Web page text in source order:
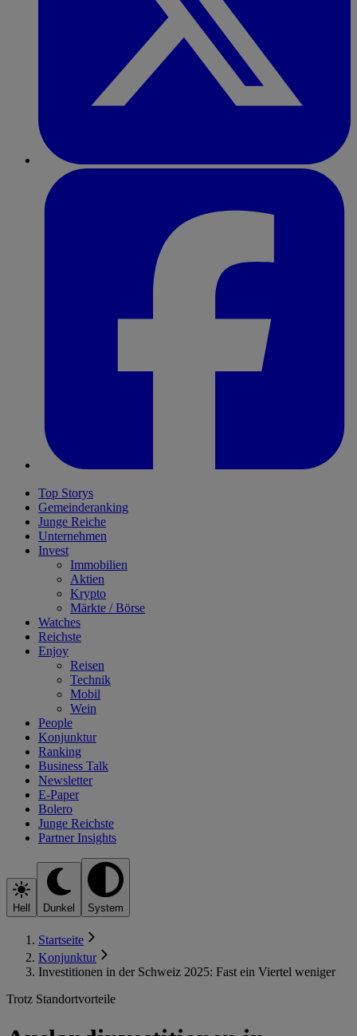
Top Storys
Gemeinderanking
Junge Reiche
Unternehmen
Invest
Immobilien
Aktien
Krypto
Märkte / Börse
Watches
Reichste
Enjoy
Reisen
Technik
Mobil
Wein
People
Konjunktur
Ranking
Business Talk
Newsletter
E-Paper
Bolero
Junge Reichste
Partner Insights
Hell Dunkel System
Startseite
Konjunktur
Investitionen in der Schweiz 2025: Fast ein Viertel weniger
Trotz Standortvorteile